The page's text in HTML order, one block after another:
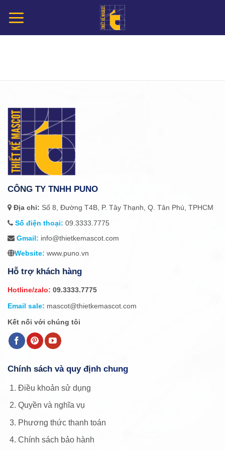
đến
CÔNG TY TNHH PUNO
Địa chỉ: Số 8, Đường T4B, P. Tây Thạnh, Q. Tân Phú, TPHCM
Số điện thoại: 09.3333.7775
Gmail: info@thietkemascot.com
Website: www.puno.vn
Hỗ trợ khách hàng
Hotline/zalo: 09.3333.7775
Email sale: mascot@thietkemascot.com
Kết nối với chúng tôi
Chính sách và quy định chung
Điều khoản sử dụng
Quyền và nghĩa vụ
Phương thức thanh toán
Chính sách bảo hành